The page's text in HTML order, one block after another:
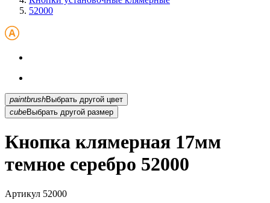
52000
paintbrush
Выбрать другой цвет
cubeВыбрать другой размер
Кнопка клямерная 17мм
темное серебро 52000
Артикул 52000